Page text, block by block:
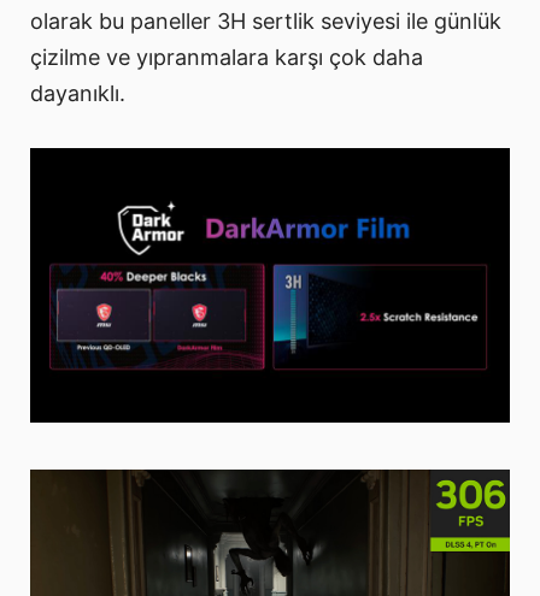
olarak bu paneller 3H sertlik seviyesi ile günlük
çizilme ve yıpranmalara karşı çok daha
dayanıklı.